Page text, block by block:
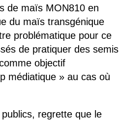
de maïs MON810 en
du maïs transgénique
problématique pour ce
de pratiquer des semis
objectif
médiatique » au cas où
regrette que le